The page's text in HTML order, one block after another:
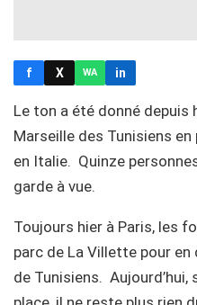
f X WA in
Le ton a été donné depuis
Marseille des Tunisiens
en Italie. Quinze
garde à vue.
Toujours hier à Paris, les
parc de La Villette pour
de Tunisiens.